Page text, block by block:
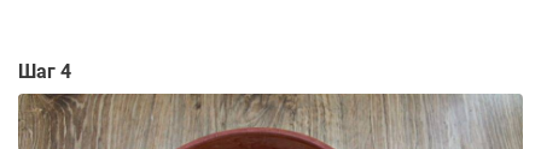
Шаг 4